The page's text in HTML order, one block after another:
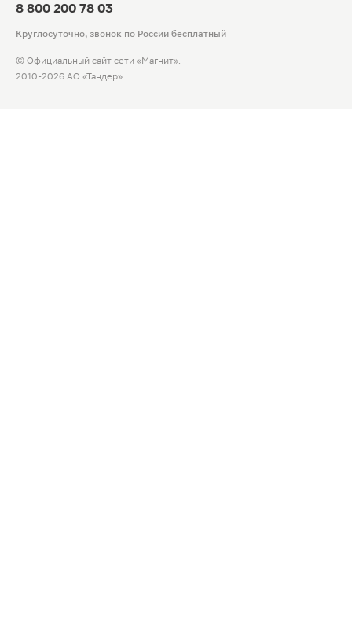
8 800 200 78 03
Круглосуточно, звонок по России бесплатный
© Официальный сайт сети «Магнит».
2010-2026 АО «Тандер»